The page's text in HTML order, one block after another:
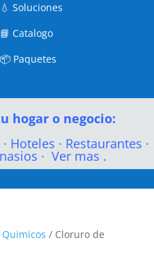
💧Soluciones
📘Catalogo
📦 Paquetes
hogar o negocio:
· Hoteles · Restaurantes ·
· Ver mas .
Quimicos / Cloruro de